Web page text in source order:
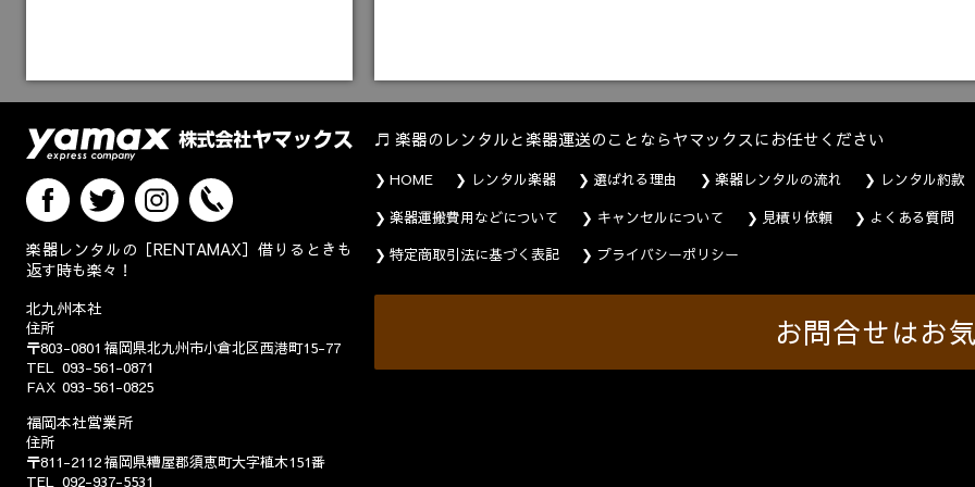
楽器レンタルの［RENTAMAX］借りるときも
返す時も楽々！
北九州本社
住所
〒803-0801 福岡県北九州市小倉北区西港町15-77
TEL
093-561-0871
FAX 093-561-0825
福岡本社営業所
住所
〒811-2112福岡県糟屋郡須恵町大字植木151番
TEL 092-937-5531
楽器のレンタルと楽器運送のことならヤマックスにお任せください
HOME レンタル楽器 選ばれる理由 楽器レンタルの流れ
レンタル約款
楽器運搬費用などについて
キャンセルについて 見積り依頼
よくある質問
特定商取引法に基づく表記
プライバシーポリシー
お問合せはお